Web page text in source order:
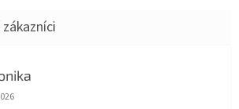
obchodu je 5 z 5 hvězdiček.